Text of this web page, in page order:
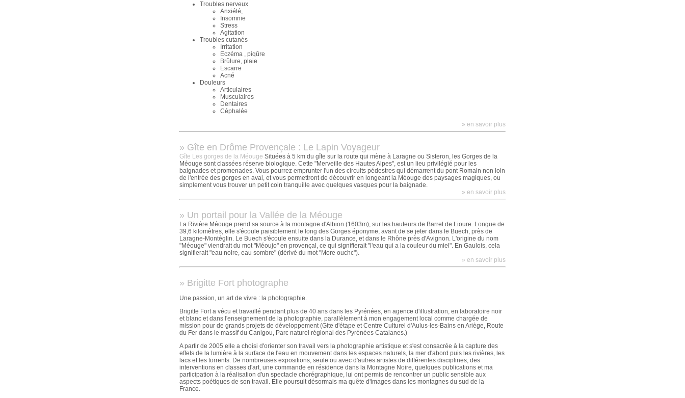
Troubles nerveux
Anxiété,
Insomnie
Stress
Agitation
Troubles cutanés
Irritation
Eczéma , piqûre
Brûlure, plaie
Escarre
Acné
Douleurs
Articulaires
Musculaires
Dentaires
Céphalée
» en savoir plus
» Gîte en Drôme Provençale : Le Lapin Voyageur
Gîte Les gorges de la Méouge Situées à 5 km du gîte sur la route qui mène à Laragne ou Sisteron, les Gorges de la
Méouge sont classées réserve biologique. Cette "Merveille des Hautes Alpes", est un lieu privilégié pour les
baignades et promenades. Vous pourrez emprunter l'un des circuits pédestres qui démarrent du pont Romain non loin
de l'entrée des gorges en aval, et vous permettront de découvrir en longeant la Méouge des paysages magiques, ou
simplement vous trouver un petit coin tranquille avec quelques vasques pour la baignade.
» en savoir plus
» Un portail pour la Vallée de la Méouge
La Rivière Méouge prend sa source à la montagne d'Albion (1603m), sur les hauteurs de Barret de Lioure. Longue de
39,6 kilomètres, elle s'écoule paisiblement le long des Gorges éponyme, avant de se jeter dans le Buech, près de
Laragne-Montéglin. Le Buech s'écoule ensuite dans la Durance, et dans le Rhône près d'Avignon. L'origine du nom
"Méouge" viendrait du mot "Méoujo" en provençal, ce qui signifierait "l'eau qui a la couleur du miel". En Gaulois, cela
signifierait "eau noire, eau sombre" (dérivé du mot "More ouchc").
» en savoir plus
» Brigitte Fort photographe
Une passion, un art de vivre : la photographie.
Brigitte Fort a vécu et travaillé pendant plus de 40 ans dans les Pyrénées, en agence d'illustration, en laboratoire noir
et blanc et dans l'enseignement de la photographie, parallèlement à mon engagement local comme chargée de
mission pour de grands projets de développement (Gite d'étape et Centre Culturel d'Aulus-les-Bains en Ariège, Route
du Fer dans le massif du Canigou, Parc naturel régional des Pyrénées Catalanes.)
A partir de 2005 elle a choisi d'orienter son travail vers la photographie artistique et s'est consacrée à la capture des
effets de la lumière à la surface de l'eau en mouvement dans les espaces naturels, la mer d'abord puis les rivières, les
lacs et les torrents. De nombreuses expositions, seule ou avec d'autres artistes de différentes disciplines, des
interventions en classes d'art, une commande en résidence dans la Montagne Noire, quelques publications et ma
participation à la réalisation d'un spectacle chorégraphique, lui ont permis de rencontrer un public sensible aux
aspects poétiques de son travail. Elle poursuit désormais ma quête d'images dans les montagnes du sud de la
France.